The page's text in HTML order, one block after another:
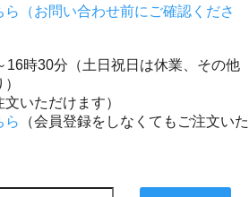
（お問い合わせ前にご確認くださ
時30分（土日祝日は休業、その他
いただけます）
ら
（会員登録をしなくてもご注文いた